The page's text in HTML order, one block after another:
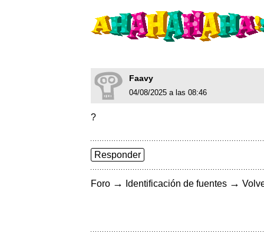
Faavy
04/08/2025 a las 08:46
?
Responder
Foro → Identificación de fuentes →